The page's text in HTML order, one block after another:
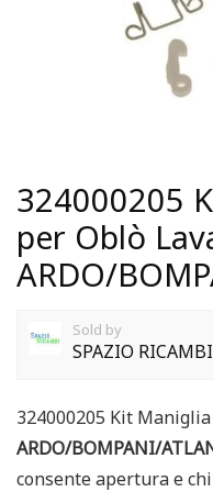
324000205
per Oblò
ARDO/
Sold by
SPAZIO
324000205 Kit
ARDO/BOMPANI/
consente apertura e